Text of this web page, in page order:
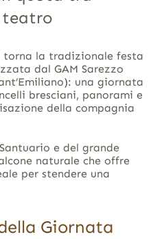
teatro
torna la tradizionale festa
dal GAM Sarezzo
una giornata
bresciani, panorami e
della compagnia
e del grande
naturale che offre
per stendere una
Giornata